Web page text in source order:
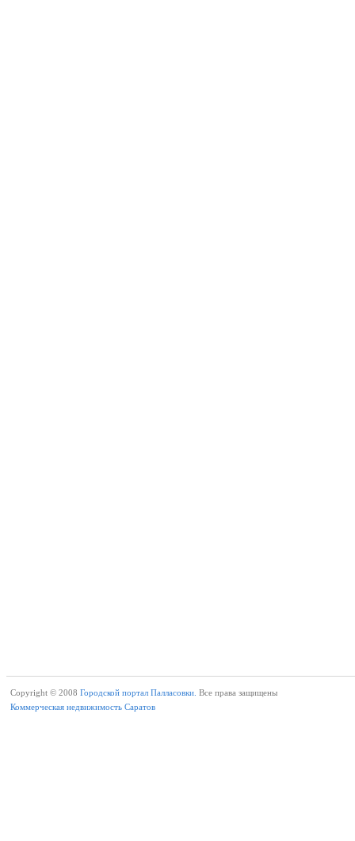
Copyright © 2008 Городской портал Палласовки. Все права защищены
Коммерческая недвижимость Саратов